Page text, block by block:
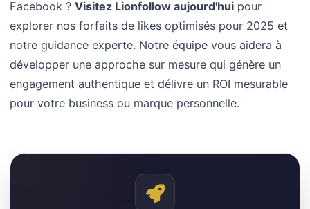
Facebook ?Visitez Lionfollow aujourd'hui pour
explorer nos forfaits de likes optimisés pour 2025 et
notre guidance experte. Notre équipe vous aidera à
développer une approche sur mesure qui génère un
engagement authentique et délivre un ROI mesurable
pour votre business ou marque personnelle.